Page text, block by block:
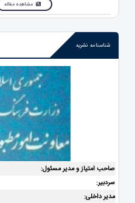
مشاهده مقاله
شناسنامه نشریه
صاحب امتیاز و مدیر مسئول:
سردبیر:
مدیر داخلی: